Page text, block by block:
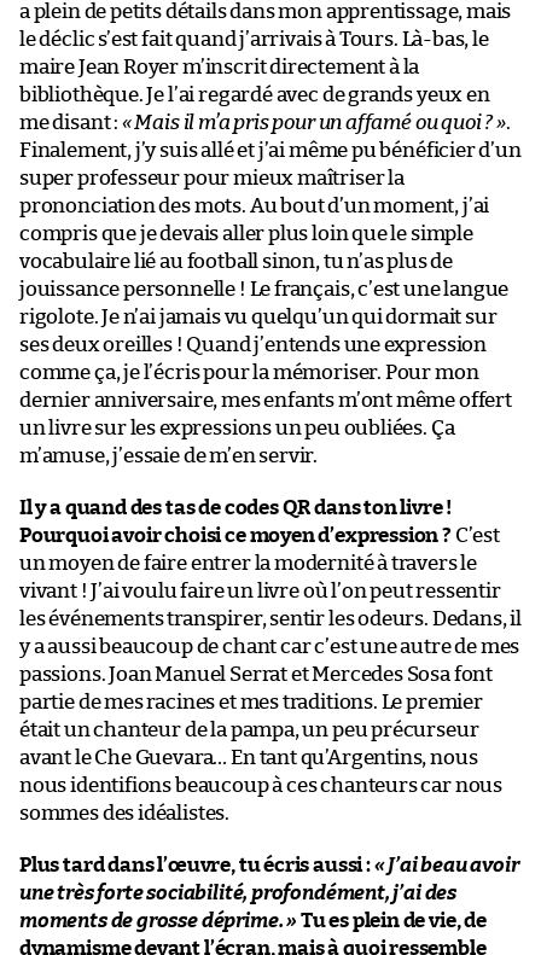
a plein de petits détails dans mon apprentissage, mais
le déclic s’est fait quand j’arrivais à Tours. Là-bas, le
maire Jean Royer m’inscrit directement à la
bibliothèque. Je l’ai regardé avec de grands yeux en
me disant : « Mais il m’a pris pour un affamé ou quoi ? ».
Finalement, j’y suis allé et j’ai même pu bénéficier d’un
super professeur pour mieux maîtriser la
prononciation des mots. Au bout d’un moment, j’ai
compris que je devais aller plus loin que le simple
vocabulaire lié au football sinon, tu n’as plus de
jouissance personnelle ! Le français, c’est une langue
rigolote. Je n’ai jamais vu quelqu’un qui dormait sur
ses deux oreilles ! Quand j’entends une expression
comme ça, je l’écris pour la mémoriser. Pour mon
dernier anniversaire, mes enfants m’ont même offert
un livre sur les expressions un peu oubliées. Ça
m’amuse, j’essaie de m’en servir.
Il y a quand des tas de codes QR dans ton livre !
Pourquoi avoir choisi ce moyen d’expression ? C’est
un moyen de faire entrer la modernité à travers le
vivant ! J’ai voulu faire un livre où l’on peut ressentir
les événements transpirer, sentir les odeurs. Dedans, il
y a aussi beaucoup de chant car c’est une autre de mes
passions. Joan Manuel Serrat et Mercedes Sosa font
partie de mes racines et mes traditions. Le premier
était un chanteur de la pampa, un peu précurseur
avant le Che Guevara… En tant qu’Argentins, nous
nous identifions beaucoup à ces chanteurs car nous
sommes des idéalistes.
Plus tard dans l’œuvre, tu écris aussi :« J’ai beau avoir
une très forte sociabilité, profondément, j’ai des
moments de grosse déprime. » Tu es plein de vie, de
dynamisme devant l’écran, mais à quoi ressemble